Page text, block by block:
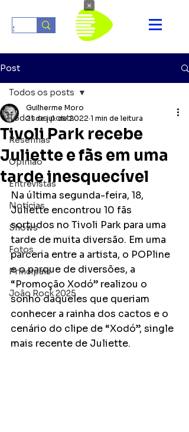
Post
Todos os posts
Resenhas
Opinião
Entrevistas
Notícias
Shows
Fotos
Principais
João Rock 2025
Todos os posts
Tivoli Park recebe
Juliette e fãs em uma
tarde inesquecível
Guilherme Moro
21 de jul. de 2022 1 min de leitura
Na última segunda-feira, 18,
Juliette encontrou 10 fãs
sortudos no Tivoli Park para uma
tarde de muita diversão. Em uma
parceria entre a artista, o POPline
e o parque de diversões, a
“Promoção Xodó” realizou o
sonho daqueles que queriam
conhecer a rainha dos cactos e o
cenário do clipe de “Xodó”, single
mais recente de Juliette.
×